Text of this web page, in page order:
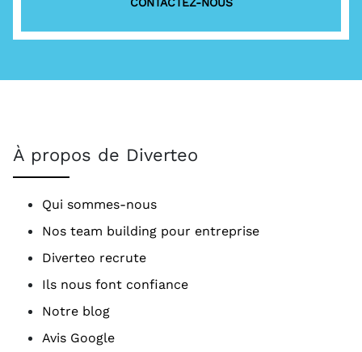
À propos de Diverteo
Qui sommes-nous
Nos team building pour entreprise
Diverteo recrute
Ils nous font confiance
Notre blog
Avis Google